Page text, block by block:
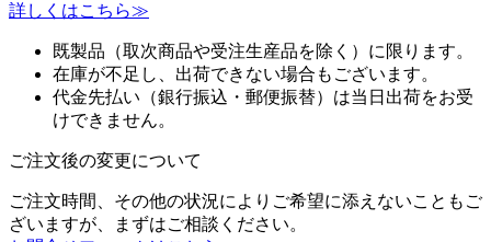
詳しくはこちら≫
既製品（取次商品や受注生産品を除く）に限ります。
在庫が不足し、出荷できない場合もございます。
代金先払い（銀行振込・郵便振替）は当日出荷をお受
けできません。
ご注文後の変更について
ご注文時間、その他の状況によりご希望に添えないこともご
ざいますが、まずはご相談ください。